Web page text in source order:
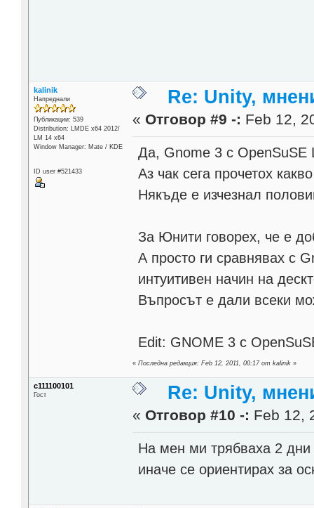
kalinik
Напреднали
Публикации: 539
Distribution: LMDE x64 2012/
LM 14 x64
Window Manager: Mate / KDE
ID user #521433
Re: Unity,
« Отговор #9 -: Feb 12,
Да, Gnome 3 с OpenSuSE
Аз чак сега прочетох
Някъде е изчезнал
За Юнити говорех, че е
А просто ги сравнявах с
интуитивен начин на
Въпросът е дали всеки
Edit: GNOME 3 с
«Последна редакция: Feb 12, 2011, 00:17 от kalinik »
c111100101
Гост Re: Unity,
« Отговор #10 -: Feb 12,
На мен ми трябваха 2
иначе се ориентирах за